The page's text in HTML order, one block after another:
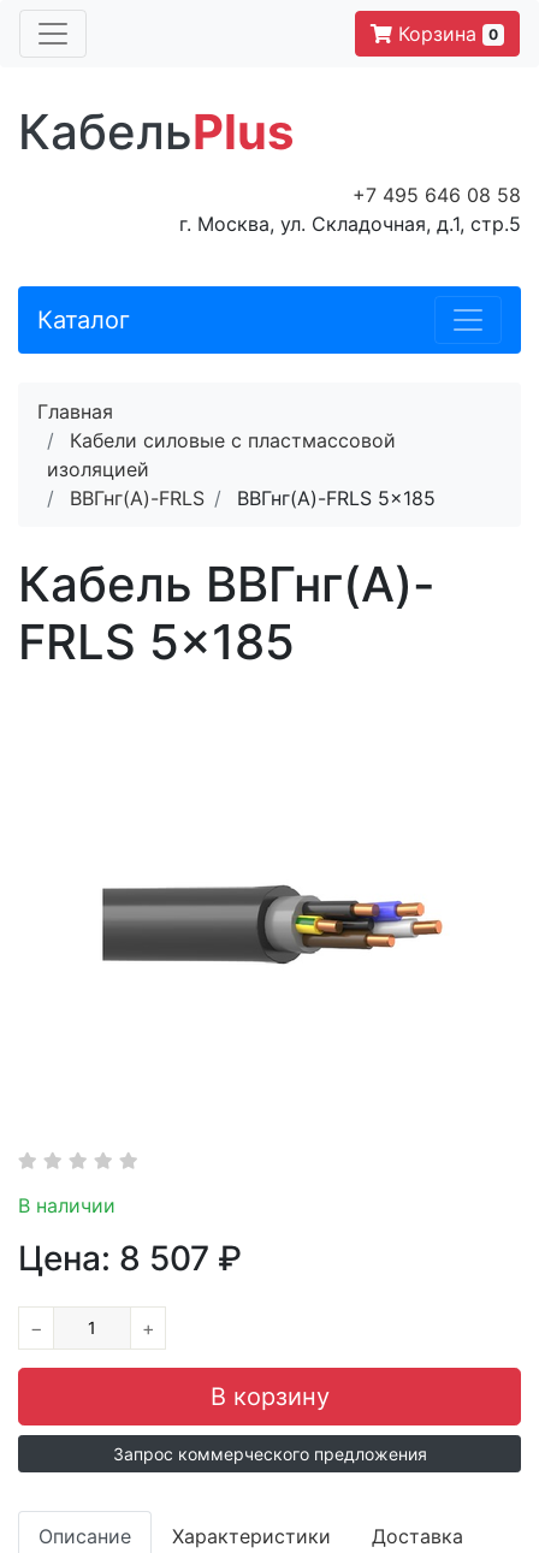
Корзина 0
КабельPlus
+7 495 646 08 58
г. Москва, ул. Складочная, д.1, стр.5
Каталог
Главная
Кабели силовые с пластмассовой
изоляцией
ВВГнг(A)-FRLS
ВВГнг(A)-FRLS 5x185
Кабель ВВГнг(A)-
FRLS 5x185
В наличии
Цена: 8 507 ₽
− +
Запрос коммерческого предложения
Описание Характеристики Доставка